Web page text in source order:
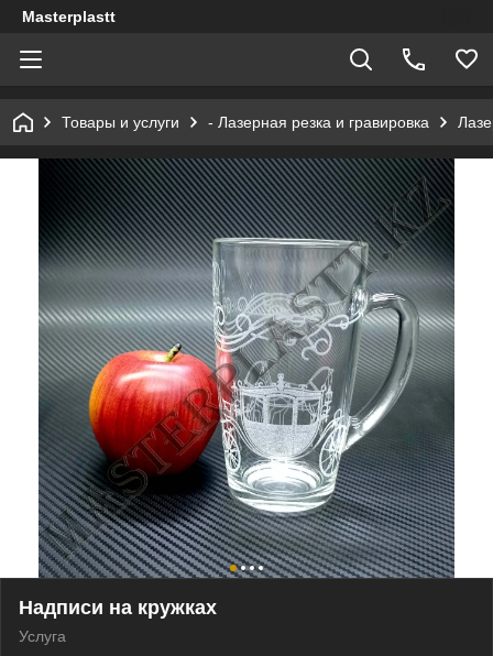
Masterplastt
Товары и услуги - Лазерная резка и гравировка
Надписи на кружках
Услуга